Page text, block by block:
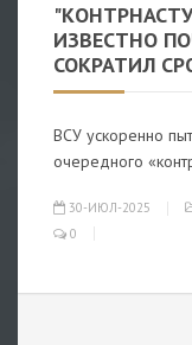
ИЗВЕСТНО
СОКРАТИЛ
ВСУ ускоренно
очередного
30-ИЮЛ-2025
0